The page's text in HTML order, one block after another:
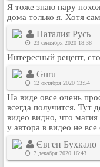
Физкультура и
Видео и Кино
Авто. Мото.
Космос
Домашние питомцы
Медицина
Компьютер
Ещё
Пользователи /
Группы
Норм
Я тоже знаю пару
дома только я. Хотя
Наталия Русь
23 сентября 2020 18:38
Интересный рецепт,
Guru
12 октября 2020 13:54
На виде овсе очень
всегда получится. Тут
видео видно, что
у автора в видео не
Євген Бухкало
7 декабря 2020 16:43